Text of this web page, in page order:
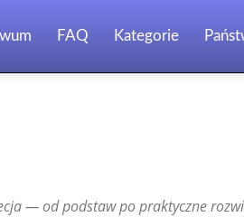
FAQ Kategorie
Makau Malezja Maroko
— od podstaw po praktyczne